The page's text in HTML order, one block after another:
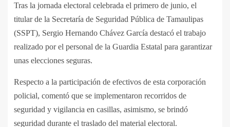
Tras la jornada electoral celebrada el primero de junio, el
titular de la Secretaría de Seguridad Pública de Tamaulipas
(SSPT), Sergio Hernando Chávez García destacó el trabajo
realizado por el personal de la Guardia Estatal para garantizar
unas elecciones seguras.
Respecto a la participación de efectivos de esta corporación
policial, comentó que se implementaron recorridos de
seguridad y vigilancia en casillas, asimismo, se brindó
seguridad durante el traslado del material electoral.